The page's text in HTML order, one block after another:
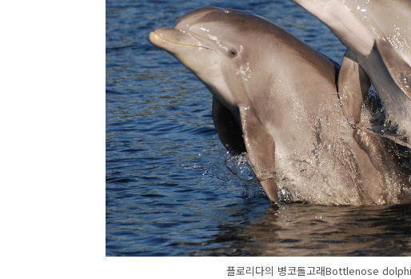
플로리다의 병코돌고래Bottlenose